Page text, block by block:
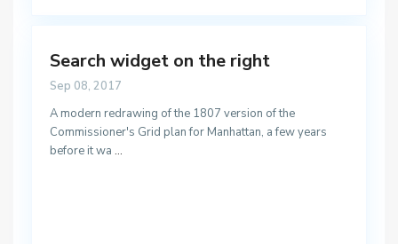
Search widget on the right
Sep 08, 2017
A modern redrawing of the 1807 version of the
Commissioner's Grid plan for Manhattan, a few years
before it wa ...